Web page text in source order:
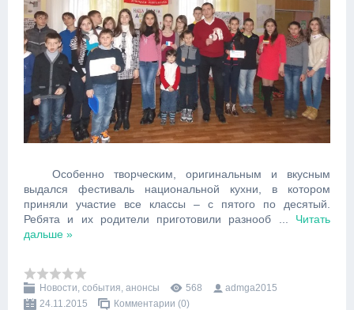
Особенно творческим, оригинальным и вкусным
выдался фестиваль национальной кухни, в котором
приняли участие все классы – с пятого по десятый.
Ребята и их родители приготовили разнооб ... Читать
дальше »
Новости, события, анонсы 568
admga2015
24.11.2015
Комментарии (0)